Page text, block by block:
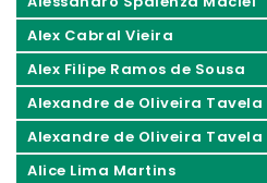
Alex Cabral Vieira
Alex Filipe Ramos de Sousa
Alexandre de Oliveira Tavela
Alexandre de Oliveira Tavela
Alice Lima Martins